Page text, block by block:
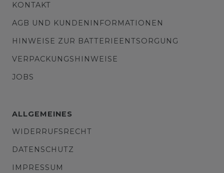
KONTAKT
AGB UND KUNDENINFORMATIONEN
HINWEISE ZUR BATTERIEENTSORGUNG
VERPACKUNGSHINWEISE
JOBS
ALLGEMEINES
WIDERRUFSRECHT
DATENSCHUTZ
IMPRESSUM